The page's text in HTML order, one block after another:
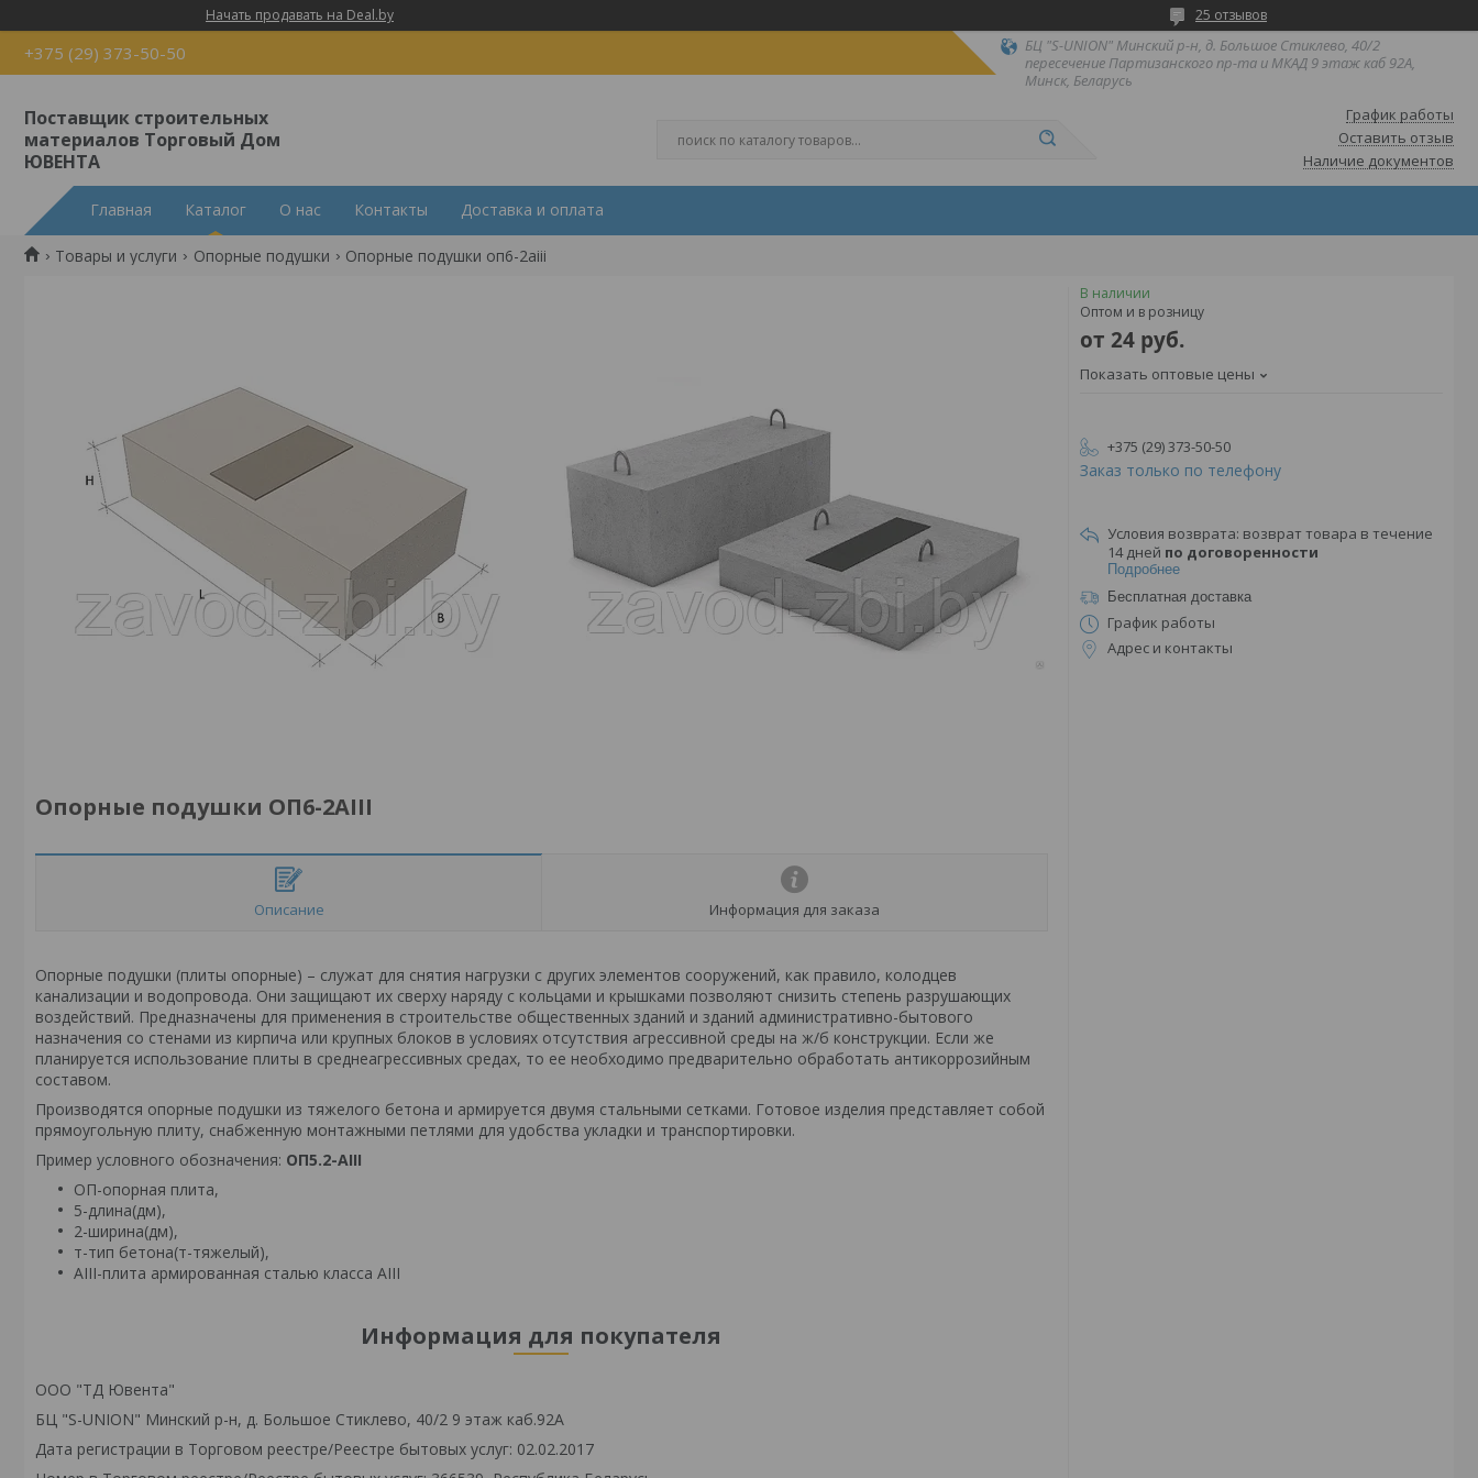
Начать продавать на Deal.by 25 отзывов
+375 (29) 373-50-50
БЦ "S-UNION" Минский р-н, д. Большое Стиклево, 40/2
пересечение Партизанского пр-та и МКАД 9 этаж каб 92А,
Минск, Беларусь
Поставщик строительных
материалов Торговый Дом
ЮВЕНТА
График работы
Оставить отзыв
Наличие документов
Главная Каталог О нас Контакты Доставка и оплата
Товары и услуги Опорные подушки Опорные подушки оп6-2аiii
Опорные подушки ОП6-2АIII
Описание Информация для заказа
Опорные подушки (плиты опорные) – служат для снятия нагрузки с других элементов сооружений, как правило, колодцев
канализации и водопровода. Они защищают их сверху наряду с кольцами и крышками позволяют снизить степень разрушающих
воздействий. Предназначены для применения в строительстве общественных зданий и зданий административно-бытового
назначения со стенами из кирпича или крупных блоков в условиях отсутствия агрессивной среды на ж/б конструкции. Если же
планируется использование плиты в среднеагрессивных средах, то ее необходимо предварительно обработать антикоррозийным
составом.
Производятся опорные подушки из тяжелого бетона и армируется двумя стальными сетками. Готовое изделия представляет собой
прямоугольную плиту, снабженную монтажными петлями для удобства укладки и транспортировки.
Пример условного обозначения: ОП5.2-AIII
ОП-опорная плита,
5-длина(дм),
2-ширина(дм),
т-тип бетона(т-тяжелый),
AIII-плита армированная сталью класса AIII
Информация для покупателя
ООО "ТД Ювента"
БЦ "S-UNION" Минский р-н, д. Большое Стиклево, 40/2 9 этаж каб.92А
Дата регистрации в Торговом реестре/Реестре бытовых услуг: 02.02.2017
В наличии
Оптом и в розницу
от 24 руб.
Показать оптовые цены
+375 (29) 373-50-50
Заказ только по телефону
возврат товара в течение
14 дней по договоренности
Подробнее
Бесплатная доставка
График работы
Адрес и контакты